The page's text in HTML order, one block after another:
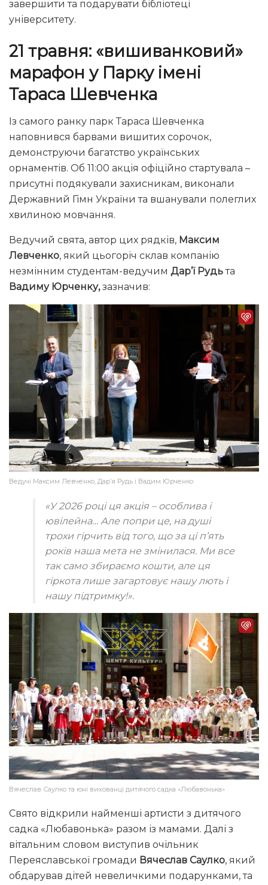
завершити та подарувати бібліотеці
університету.
21 травня: «вишиванковий»
марафон у Парку імені
Тараса Шевченка
Із самого ранку парк Тараса Шевченка
наповнився барвами вишитих сорочок,
демонструючи багатство українських
орнаментів. Об 11:00 акція офіційно стартувала –
присутні подякували захисникам, виконали
Державний Гімн України та вшанували полеглих
хвилиною мовчання.
Ведучий свята, автор цих рядків, Максим
Левченко, який цьогоріч склав компанію
незмінним студентам-ведучим Дар’ї Рудьта
Вадиму Юрченку,зазначив:
Ведучі Максим Левченко, Дар’я Рудь і Вадим Юрченко
«У 2026 році ця акція – особлива і
ювілейна… Але попри це, на душі
трохи гірчить від того, що за ці п’ять
років наша мета не змінилася. Ми все
так само збираємо кошти, але ця
гіркота лише загартовує нашу лють і
нашу підтримку!».
Вячеслав Саулко та юні вихованці дитячого садка «Любавонька»
Свято відкрили найменші артисти з дитячого
садка «Любавонька» разом із мамами. Далі з
вітальним словом виступив очільник
Переяславської громади Вячеслав Саулко, який
обдарував дітей невеличкими подарунками, та